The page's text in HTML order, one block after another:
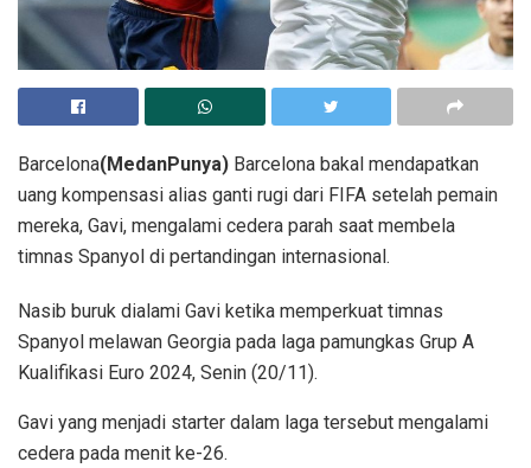
Barcelona(MedanPunya) Barcelona bakal mendapatkan
uang kompensasi alias ganti rugi dari FIFA setelah pemain
mereka, Gavi, mengalami cedera parah saat membela
timnas Spanyol di pertandingan internasional.
Nasib buruk dialami Gavi ketika memperkuat timnas
Spanyol melawan Georgia pada laga pamungkas Grup A
Kualifikasi Euro 2024, Senin (20/11).
Gavi yang menjadi starter dalam laga tersebut mengalami
cedera pada menit ke-26.